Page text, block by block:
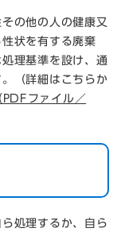
の他の人の健康又
状を有する廃棄
理基準を設け、通
（詳細はこちらか
ファイル／
処理するか、自ら